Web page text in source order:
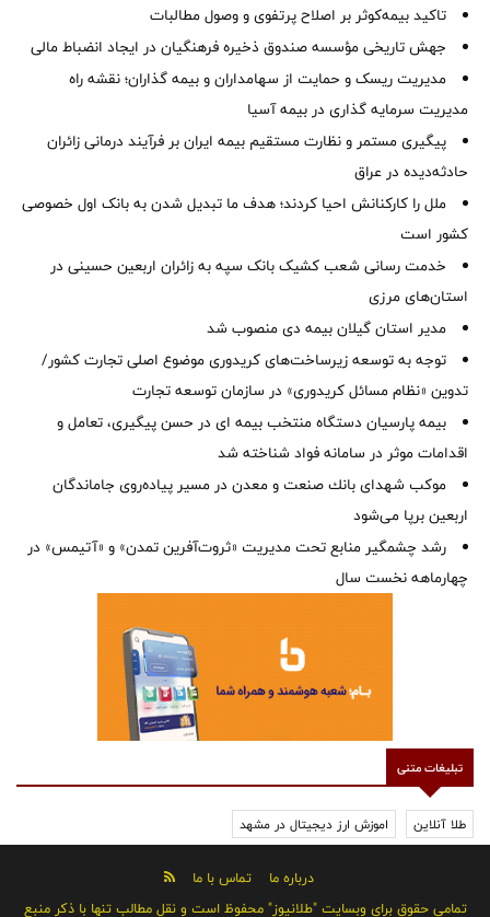
تاکید بیمه‌کوثر بر اصلاح پرتفوی و وصول مطالبات ‌
جهش تاریخی مؤسسه صندوق ذخیره فرهنگیان در ایجاد انضباط مالی
مدیریت ریسک و حمایت از سهامداران و بیمه گذاران؛ نقشه راه
مدیریت سرمایه گذاری در بیمه آسیا
پیگیری مستمر و نظارت مستقیم بیمه ایران بر فرآیند درمانی زائران
حادثه‌دیده در عراق
ملل را کارکنانش احیا کردند؛ هدف ما تبدیل شدن به بانک اول خصوصی
کشور است
خدمت رسانی شعب کشیک بانک سپه به زائران اربعین حسینی در
استان‌‌های مرزی
‌مدیر استان گیلان بیمه دی منصوب شد
توجه به توسعه زیرساخت‌های کریدوری موضوع اصلی تجارت کشور/
تدوین «نظام مسائل کریدوری» در سازمان توسعه تجارت
بیمه پارسیان دستگاه منتخب بیمه ای در حسن پیگیری، تعامل و
اقدامات موثر در سامانه فواد شناخته شد
موكب شهدای بانك صنعت و معدن در مسیر پیاده‌روی جاماندگان
اربعین برپا می‌شود
رشد چشمگیر منابع تحت مدیریت «ثروت‌آفرین تمدن» و «آتیمس» در
چهارماهه نخست سال
تبلیغات متنی
طلا آنلاین اموزش ارز دیجیتال در مشهد
درباره ما
تماس با ما
تمامی حقوق برای وبسایت "طلانیوز" محفوظ است و نقل مطالب تنها با ذکر منبع